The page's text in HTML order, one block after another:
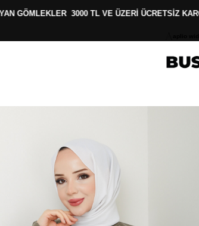
3000 TL VE ÜZERİ ÜCRETSİZ KARGO